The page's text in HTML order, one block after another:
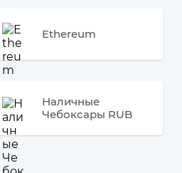
Ethereum
Наличные
Чебоксары RUB